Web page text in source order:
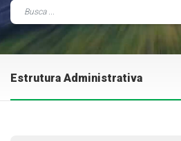
Estrutura Administrativa